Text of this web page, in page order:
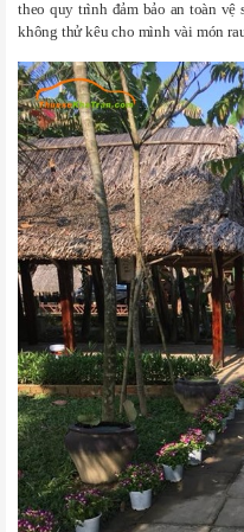
theo quy trình đảm bảo an toàn vệ
không thử kêu cho mình vài món